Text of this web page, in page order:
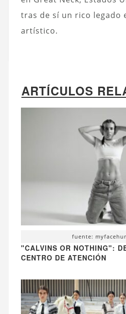
tras de sí un rico legado
artístico.
ARTÍCULOS
fuente:
"CALVINS OR NOTHING":
CENTRO DE ATENCIÓN